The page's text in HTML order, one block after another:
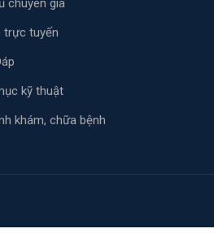
chuyên gia
trực tuyến
kỹ thuật
khám, chữa bệnh